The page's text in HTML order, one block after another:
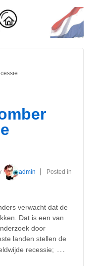
admin
Posted in
verwacht dat de
Dat is een van
door
landen stellen de
recessie; …